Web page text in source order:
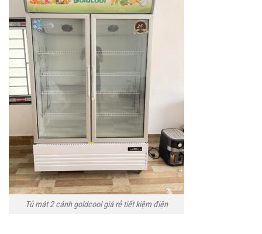
Tủ mát 2 cánh goldcool giá rẻ tiết kiệm điện